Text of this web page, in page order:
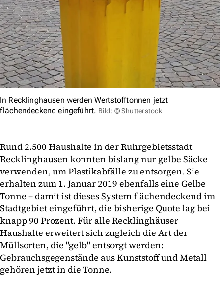
In Recklinghausen werden Wertstofftonnen jetzt
flächendeckend eingeführt. Bild: © Shutterstock
Rund 2.500 Haushalte in der Ruhrgebietsstadt
Recklinghausen konnten bislang nur gelbe Säcke
verwenden, um Plastikabfälle zu entsorgen. Sie
erhalten zum 1. Januar 2019 ebenfalls eine Gelbe
Tonne – damit ist dieses System flächendeckend im
Stadtgebiet eingeführt, die bisherige Quote lag bei
knapp 90 Prozent. Für alle Recklinghäuser
Haushalte erweitert sich zugleich die Art der
Müllsorten, die "gelb" entsorgt werden:
Gebrauchsgegenstände aus Kunststoff und Metall
gehören jetzt in die Tonne.